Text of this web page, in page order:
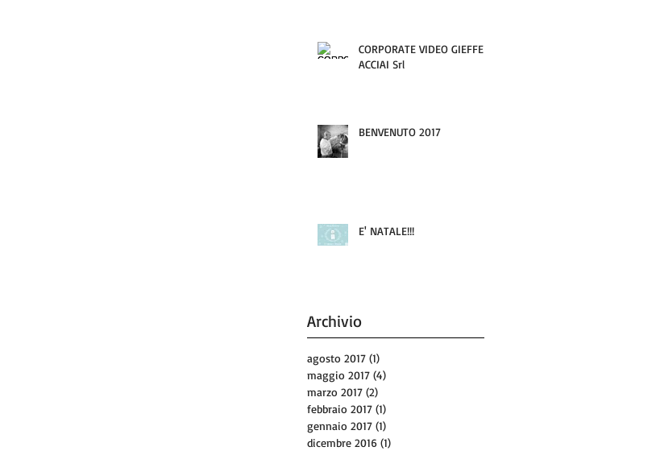
CORPORATE VIDEO GIEFFE
ACCIAI Srl
BENVENUTO 2017
E' NATALE!!!
Archivio
agosto 2017 (1)
maggio 2017 (4)
marzo 2017 (2)
febbraio 2017 (1)
gennaio 2017 (1)
dicembre 2016 (1)